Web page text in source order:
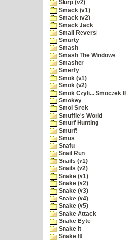
Slurp (v2)
Smack (v1)
Smack (v2)
Smack Jack
Small Reversi
Smarty
Smash
Smash The Windows
Smasher
Smerfy
Smok (v1)
Smok (v2)
Smok Czyli... Smoczek II
Smokey
Smol Snek
Smuffie's World
Smurf Hunting
Smurf!
Smus
Snafu
Snail Run
Snails (v1)
Snails (v2)
Snake (v1)
Snake (v2)
Snake (v3)
Snake (v4)
Snake (v5)
Snake Attack
Snake Byte
Snake It
Snake It!